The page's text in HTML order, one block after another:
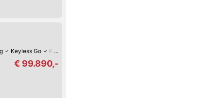
Keyless Go Reifendruck-Kontrolle
€ 99.890,-